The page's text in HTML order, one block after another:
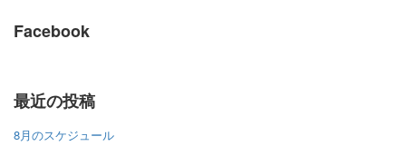
Facebook
最近の投稿
8月のスケジュール